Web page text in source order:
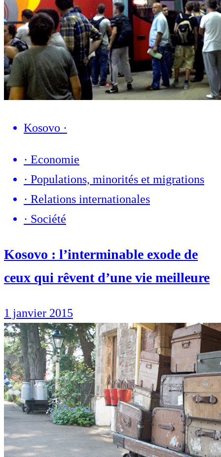
Kosovo ·
· Economie
· Populations, minorités et migrations
· Relations internationales
· Société
Kosovo : l’interminable exode de
ceux qui rêvent d’une vie meilleure
1 janvier 2015